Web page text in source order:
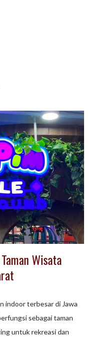
Wisata
indoor terbesar di Jawa
sebagai taman
untuk rekreasi dan